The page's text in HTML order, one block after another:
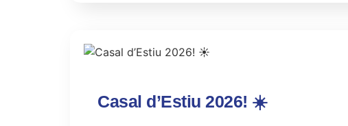
Casal d’Estiu 2026! ☀️